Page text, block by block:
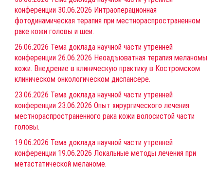
конференции 30.06.2026 Интраоперационная
фотодинамическая терапия при местнораспространенном
раке кожи головы и шеи.
26.06.2026 Тема доклада научной части утренней
конференции 26.06.2026 Неоадъюватная терапия меланомы
кожи. Внедрение в клиническую практику в Костромском
клиническом онкологическом диспансере.
23.06.2026 Тема доклада научной части утренней
конференции 23.06.2026 Опыт хирургического лечения
местнораспространенного рака кожи волосистой части
головы.
19.06.2026 Тема доклада научной части утренней
конференции 19.06.2026 Локальные методы лечения при
метастатической меланоме.